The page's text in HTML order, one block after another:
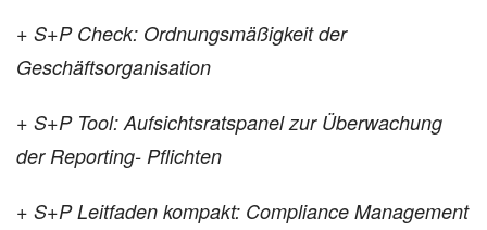
+ S+P Check: Ordnungsmäßigkeit der
Geschäftsorganisation
+ S+P Tool: Aufsichtsratspanel zur Überwachung
der Reporting- Pflichten
+ S+P Leitfaden kompakt: Compliance Management